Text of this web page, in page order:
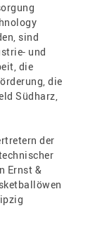
sind
und
die
die
Südharz,
der
Ernst &